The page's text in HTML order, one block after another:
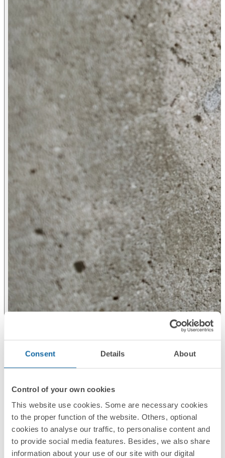
Consent Details About
Control of your own cookies
This website use cookies. Some are necessary cookies
to the proper function of the website. Others, optional
cookies to analyse our traffic, to personalise content and
to provide social media features. Besides, we also share
information about your use of our site with our digital